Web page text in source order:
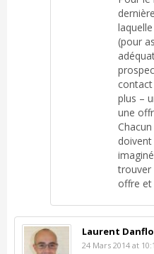
(pour
plus –
une
trouver
offre et
Laurent
24 Mars 2014 at